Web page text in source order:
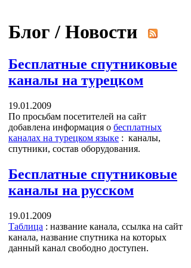
Блог / Новости
Бесплатные спутниковые
каналы на турецком
19.01.2009
По просьбам посетителей на сайт
добавлена информация о бесплатных
каналах на турецком языке : каналы,
спутники, состав оборудования.
Бесплатные спутниковые
каналы на русском
19.01.2009
Таблица : название канала, ссылка на сайт
канала, название спутника на которых
данный канал свободно доступен.